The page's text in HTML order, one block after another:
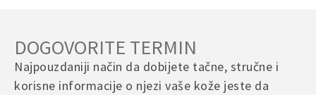
DOGOVORITE TERMIN
Najpouzdaniji način da dobijete tačne, stručne i
korisne informacije o njezi vaše kože jeste da